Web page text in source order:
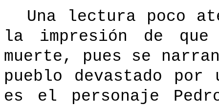
Una lectura poco
la impresión de
muerte, pues se
pueblo devastado por
es el personaje